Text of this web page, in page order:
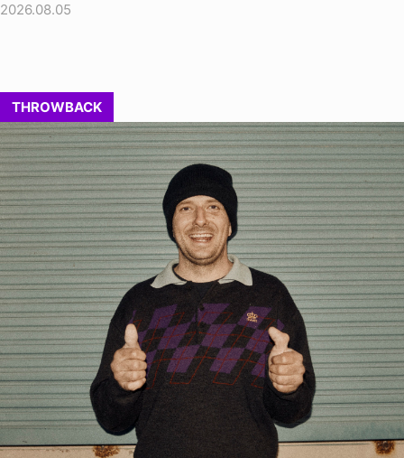
2026.08.05
THROWBACK